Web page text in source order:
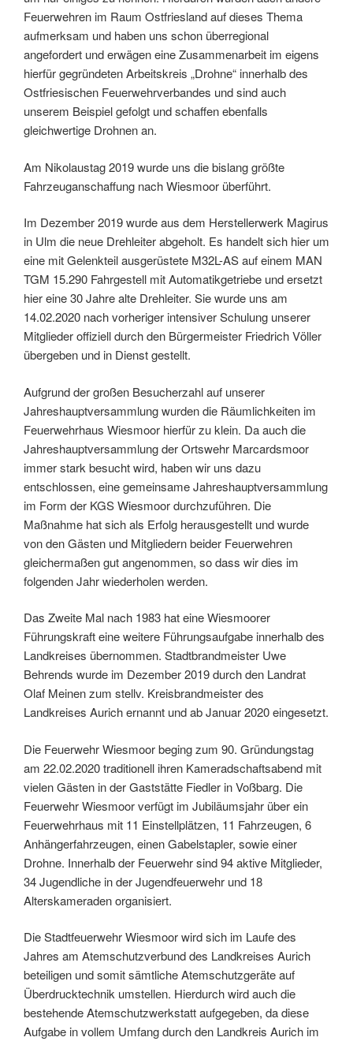
Feuerwehren im Raum Ostfriesland auf dieses Thema
aufmerksam und haben uns schon überregional
angefordert und erwägen eine Zusammenarbeit im eigens
hierfür gegründeten Arbeitskreis „Drohne“ innerhalb des
Ostfriesischen Feuerwehrverbandes und sind auch
unserem Beispiel gefolgt und schaffen ebenfalls
gleichwertige Drohnen an.
Am Nikolaustag 2019 wurde uns die bislang größte
Fahrzeuganschaffung nach Wiesmoor überführt.
Im Dezember 2019 wurde aus dem Herstellerwerk Magirus
in Ulm die neue Drehleiter abgeholt. Es handelt sich hier um
eine mit Gelenkteil ausgerüstete M32L-AS auf einem MAN
TGM 15.290 Fahrgestell mit Automatikgetriebe und ersetzt
hier eine 30 Jahre alte Drehleiter. Sie wurde uns am
14.02.2020 nach vorheriger intensiver Schulung unserer
Mitglieder offiziell durch den Bürgermeister Friedrich Völler
übergeben und in Dienst gestellt.
Aufgrund der großen Besucherzahl auf unserer
Jahreshauptversammlung wurden die Räumlichkeiten im
Feuerwehrhaus Wiesmoor hierfür zu klein. Da auch die
Jahreshauptversammlung der Ortswehr Marcardsmoor
immer stark besucht wird, haben wir uns dazu
entschlossen, eine gemeinsame Jahreshauptversammlung
im Form der KGS Wiesmoor durchzuführen. Die
Maßnahme hat sich als Erfolg herausgestellt und wurde
von den Gästen und Mitgliedern beider Feuerwehren
gleichermaßen gut angenommen, so dass wir dies im
folgenden Jahr wiederholen werden.
Das Zweite Mal nach 1983 hat eine Wiesmoorer
Führungskraft eine weitere Führungsaufgabe innerhalb des
Landkreises übernommen. Stadtbrandmeister Uwe
Behrends wurde im Dezember 2019 durch den Landrat
Olaf Meinen zum stellv. Kreisbrandmeister des
Landkreises Aurich ernannt und ab Januar 2020 eingesetzt.
Die Feuerwehr Wiesmoor beging zum 90. Gründungstag
am 22.02.2020 traditionell ihren Kameradschaftsabend mit
vielen Gästen in der Gaststätte Fiedler in Voßbarg. Die
Feuerwehr Wiesmoor verfügt im Jubiläumsjahr über ein
Feuerwehrhaus mit 11 Einstellplätzen, 11 Fahrzeugen, 6
Anhängerfahrzeugen, einen Gabelstapler, sowie einer
Drohne. Innerhalb der Feuerwehr sind 94 aktive Mitglieder,
34 Jugendliche in der Jugendfeuerwehr und 18
Alterskameraden organisiert.
Die Stadtfeuerwehr Wiesmoor wird sich im Laufe des
Jahres am Atemschutzverbund des Landkreises Aurich
beteiligen und somit sämtliche Atemschutzgeräte auf
Überdrucktechnik umstellen. Hierdurch wird auch die
bestehende Atemschutzwerkstatt aufgegeben, da diese
Aufgabe in vollem Umfang durch den Landkreis Aurich im